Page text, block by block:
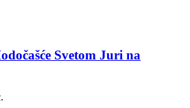
Svetom Juri na